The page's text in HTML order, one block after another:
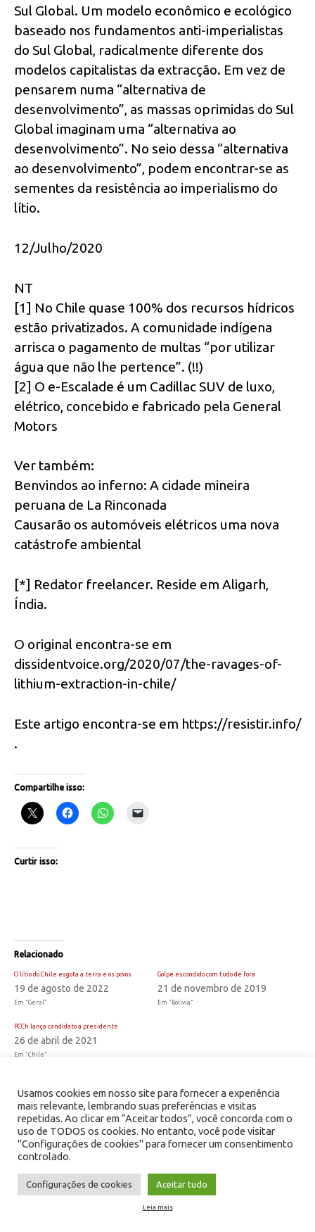
Sul Global. Um modelo econômico e ecológico
baseado nos fundamentos anti-imperialistas
do Sul Global, radicalmente diferente dos
modelos capitalistas da extracção. Em vez de
pensarem numa “alternativa de
desenvolvimento”, as massas oprimidas do Sul
Global imaginam uma “alternativa ao
desenvolvimento”. No seio dessa “alternativa
ao desenvolvimento”, podem encontrar-se as
sementes da resistência ao imperialismo do
lítio.
12/Julho/2020
NT
[1] No Chile quase 100% dos recursos hídricos
estão privatizados. A comunidade indígena
arrisca o pagamento de multas “por utilizar
água que não lhe pertence”. (!!)
[2] O e-Escalade é um Cadillac SUV de luxo,
elétrico, concebido e fabricado pela General
Motors
Ver também:
Benvindos ao inferno: A cidade mineira
peruana de La Rinconada
Causarão os automóveis elétricos uma nova
catástrofe ambiental
[*] Redator freelancer. Reside em Aligarh,
Índia.
O original encontra-se em
dissidentvoice.org/2020/07/the-ravages-of-
lithium-extraction-in-chile/
Este artigo encontra-se em https://resistir.info/
.
Compartilhe isso:
Curtir isso:
Relacionado
O lítio do Chile esgota a terra e os povos
19 de agosto de 2022
Em "Geral"
Golpe escondido com tudo de fora
21 de novembro de 2019
Em "Bolívia"
PCCh lança candidato a presidente
26 de abril de 2021
Em "Chile"
CATEGORIA
CHILE
TAG
6A
21 DE JULHO DE 2020
Usamos cookies em nosso site para fornecer a experiência
mais relevante, lembrando suas preferências e visitas
repetidas. Ao clicar em “Aceitar todos”, você concorda com o
uso de TODOS os cookies. No entanto, você pode visitar
"Configurações de cookies" para fornecer um consentimento
controlado.
Configurações de cookies Aceitar tudo
Leia mais